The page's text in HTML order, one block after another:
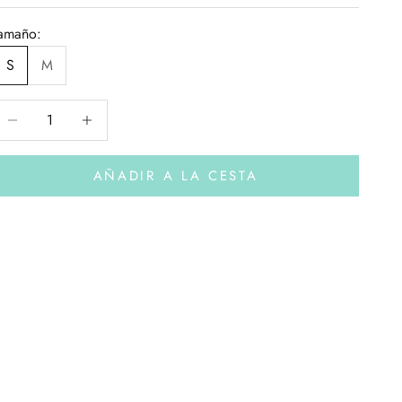
S
M
cantidadAumentar cantidad
AÑADIR A LA CESTA